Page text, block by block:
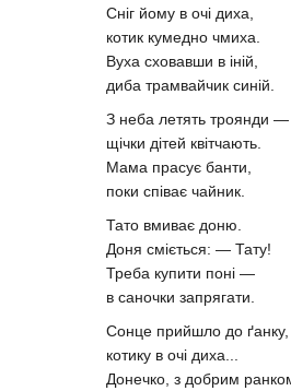
Сніг йому в очі диха,
котик кумедно чмиха.
Вуха сховавши в іній,
диба трамвайчик синій.
З неба летять троянди —
щічки дітей квітчають.
Мама прасує банти,
поки співає чайник.
Тато вмиває доню.
Доня сміється: — Тату!
Треба купити поні —
в саночки запрягати.
Сонце прийшло до ґанку,
котику в очі диха...
Донечко, з добрим